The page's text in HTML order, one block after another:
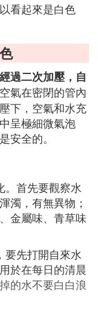
看起來是白色
過二次加壓，自
氣在密閉的管內
下，空氣和水充
呈極細微氣泡
安全的。
。首先要觀察水
濁，有無異物；
金屬味、青草味
要先打開自來水
於在每日的清晨
的水不要白白浪